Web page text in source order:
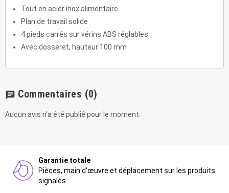
Tout en acier inox alimentaire
Plan de travail solide
4 pieds carrés sur vérins ABS réglables
Avec dosseret, hauteur 100 mm
chat Commentaires (0)
Aucun avis n'a été publié pour le moment.
Garantie totale
Pièces, main d'œuvre et déplacement sur les produits
signalés